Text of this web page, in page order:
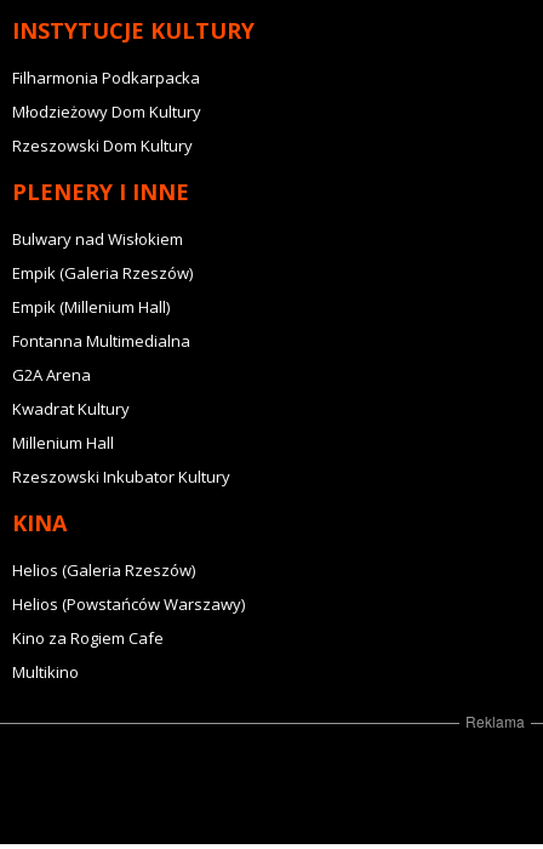
INSTYTUCJE KULTURY
Filharmonia Podkarpacka
Młodzieżowy Dom Kultury
Rzeszowski Dom Kultury
PLENERY I INNE
Bulwary nad Wisłokiem
Empik (Galeria Rzeszów)
Empik (Millenium Hall)
Fontanna Multimedialna
G2A Arena
Kwadrat Kultury
Millenium Hall
Rzeszowski Inkubator Kultury
KINA
Helios (Galeria Rzeszów)
Helios (Powstańców Warszawy)
Kino za Rogiem Cafe
Multikino
Reklama